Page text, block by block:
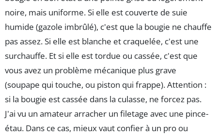
noire, mais uniforme. Si elle est couverte de suie
humide (gazole imbrûlé), c'est que la bougie ne chauffe
pas assez. Si elle est blanche et craquelée, c'est une
surchauffe. Et si elle est tordue ou cassée, c'est que
vous avez un problème mécanique plus grave
(soupape qui touche, ou piston qui frappe). Attention :
si la bougie est cassée dans la culasse, ne forcez pas.
J'ai vu un amateur arracher un filetage avec une pince-
étau. Dans ce cas, mieux vaut confier à un pro ou